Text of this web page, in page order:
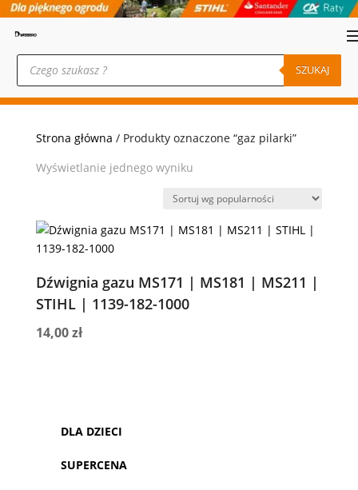
Wyszukiwarka
produktów SZUKAJ
Strona główna / Produkty oznaczone “gaz pilarki”
Wyświetlanie jednego wyniku
Dźwignia gazu MS171 | MS181 | MS211 |
STIHL | 1139-182-1000
14,00zł
DLA DZIECI
SUPERCENA